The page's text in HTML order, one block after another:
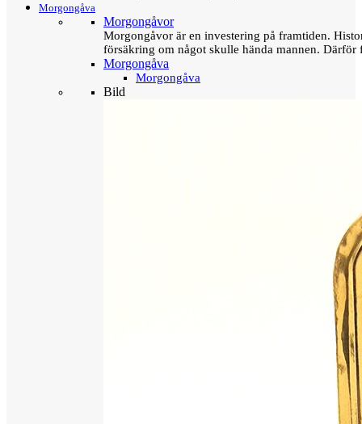
Morgongåva
Morgongåvor
Morgongåvor är en investering på framtiden.
försäkring om något skulle hända mannen.
Morgongåva
Morgongåva
Bild